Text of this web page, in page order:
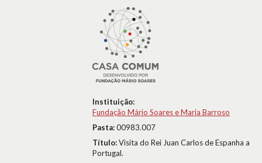
Instituição:
Fundação Mário Soares e Maria Barroso
Pasta:00983.007
Título:Visita do Rei Juan Carlos de Espanha a
Portugal.